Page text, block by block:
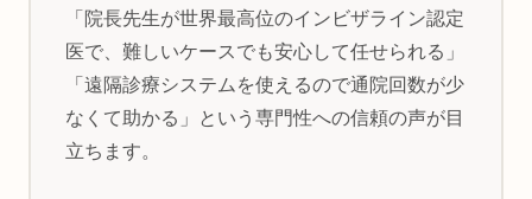
「院長先生が世界最高位のインビザライン認定
医で、難しいケースでも安心して任せられる」
「遠隔診療システムを使えるので通院回数が少
なくて助かる」という専門性への信頼の声が目
立ちます。